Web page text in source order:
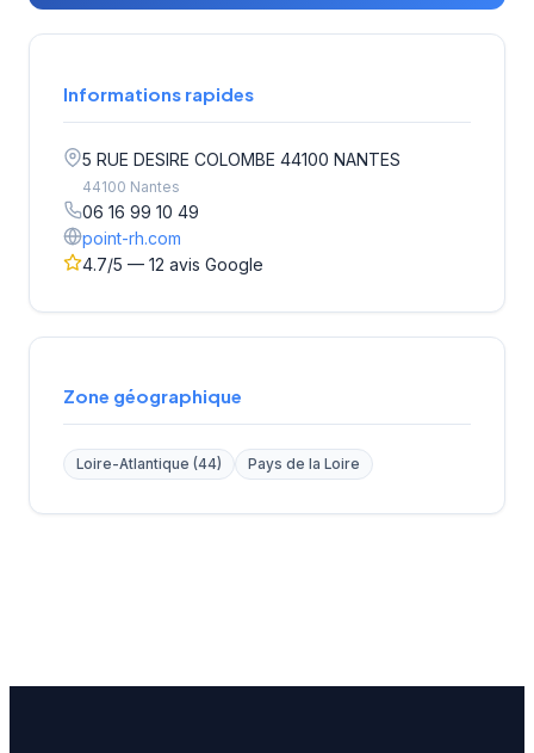
Informations rapides
5 RUE DESIRE COLOMBE 44100 NANTES
44100 Nantes
06 16 99 10 49
point-rh.com
4.7/5 — 12 avis Google
Zone géographique
Loire-Atlantique (44) Pays de la Loire